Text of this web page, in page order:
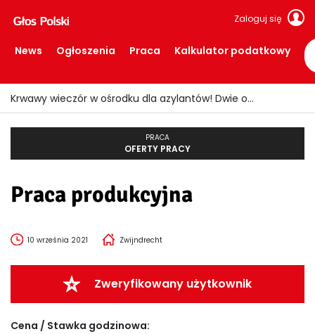
Zaloguj się
News Ogłoszenia Praca Kalkulator podatkowy
Krwawy wieczór w ośrodku dla azylantów! Dwie osoby ranne po ataku nożem
PRACA
OFERTY PRACY
Praca produkcyjna
10 września 2021 Zwijndrecht
Zweryfikowany użytkownik
Cena / Stawka godzinowa: